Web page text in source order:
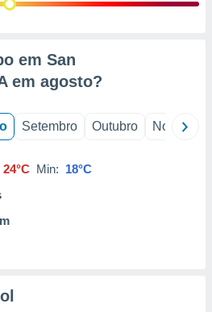
em San
em agosto?
Setembro Outubro Novembro
24°C Min: 18°C